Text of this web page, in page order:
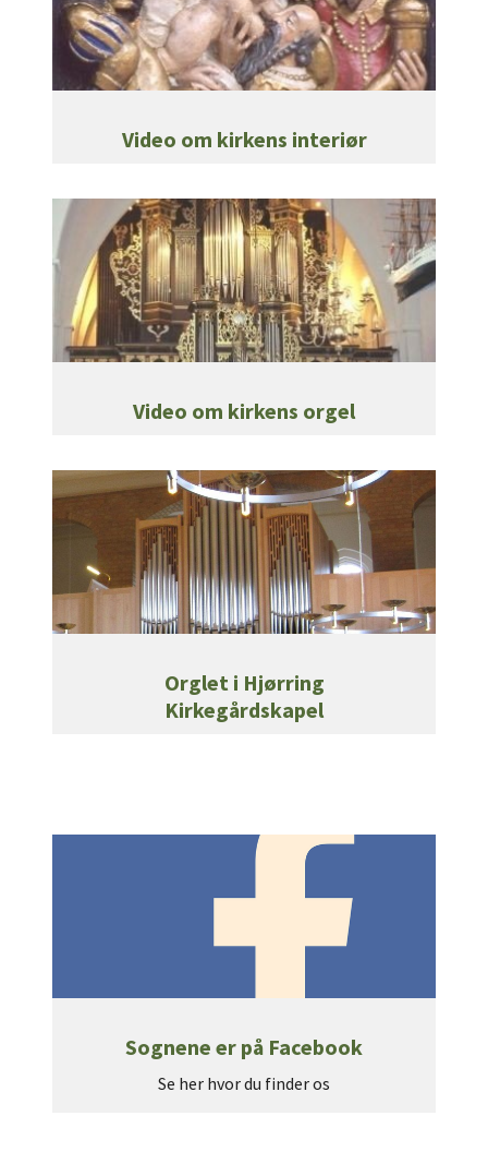
Video om kirkens interiør
Video om kirkens orgel
Orglet i Hjørring
Kirkegårdskapel
Sognene er på Facebook
Se her hvor du finder os